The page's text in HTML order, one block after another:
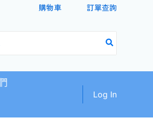
購物車 訂單查詢
Log In